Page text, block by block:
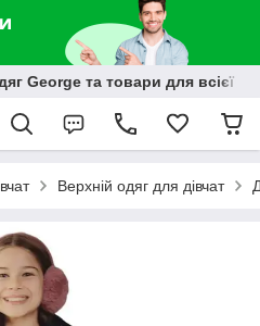
George та товари для всієї
Верхній одяг для дівчат